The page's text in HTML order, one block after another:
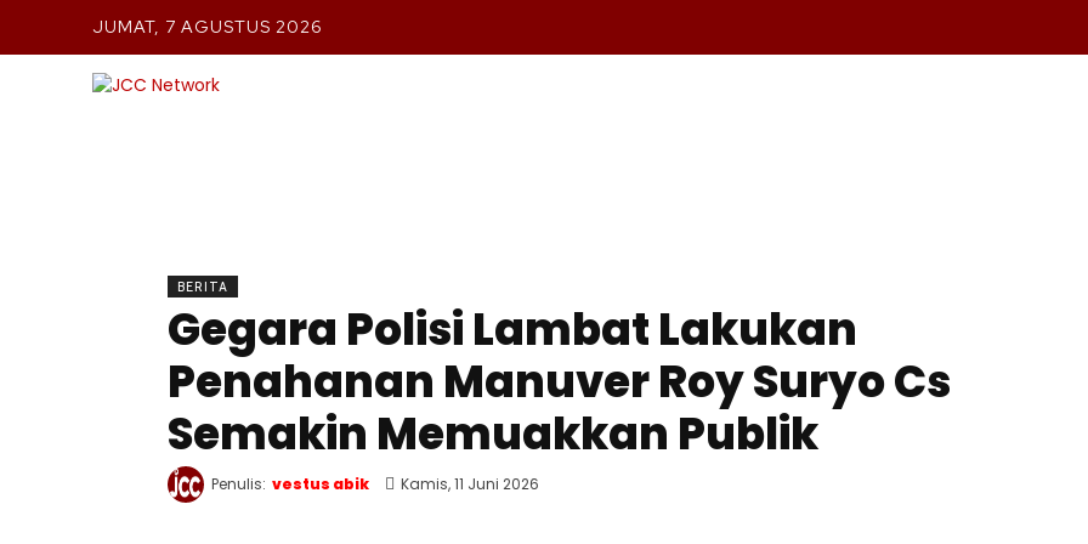
JUMAT, 7 AGUSTUS 2026
BERITA
Gegara Polisi Lambat Lakukan
Penahanan Manuver Roy Suryo Cs
Semakin Memuakkan Publik
Penulis: vestus abik Kamis, 11 Juni 2026